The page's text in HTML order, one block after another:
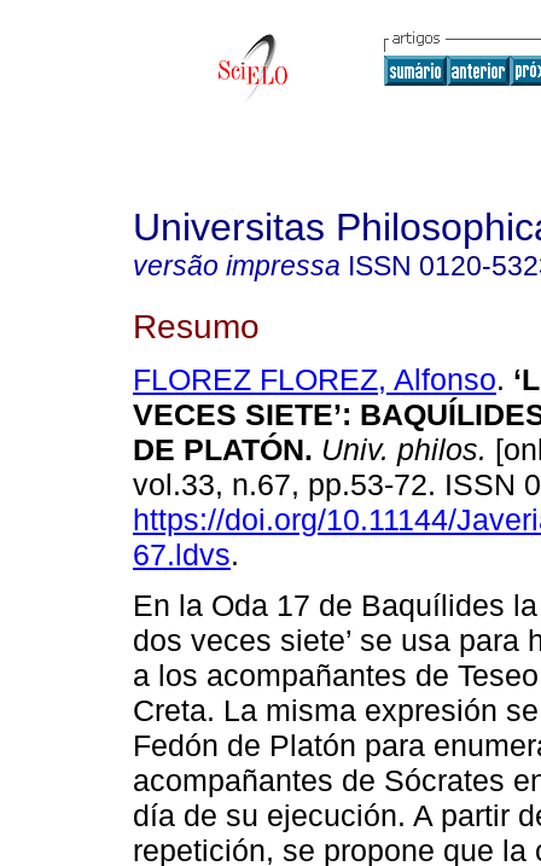
Universitas
versão impressa ISSN 0120-
Resumo
FLOREZ FLOREZ, Alfonso.
VECES SIETE’:
DE PLATÓN. Univ. philos.
vol.33, n.67, pp.53-72. ISSN
https://doi.org/10.11144/
67.ldvs.
En la Oda 17 de Baquílides
dos veces siete’ se usa para
a los acompañantes de
Creta. La misma expresión
Fedón de Platón para
acompañantes de Sócrates
día de su ejecución. A partir
repetición, se propone que